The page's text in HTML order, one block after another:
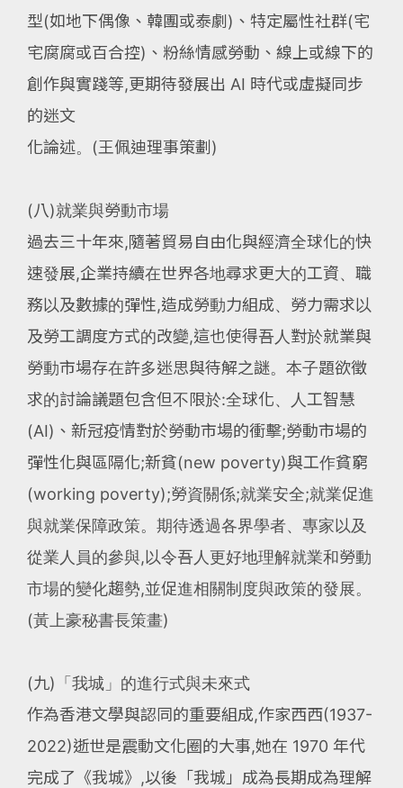
型(如地下偶像、韓團或泰劇)、特定屬性社群(宅
宅腐腐或百合控)、粉絲情感勞動、線上或線下的
創作與實踐等,更期待發展出 AI 時代或虛擬同步
的迷文
化論述。(王佩迪理事策劃)
(八)就業與勞動市場
過去三十年來,隨著貿易自由化與經濟全球化的快
速發展,企業持續在世界各地尋求更大的工資、職
務以及數據的彈性,造成勞動力組成、勞力需求以
及勞工調度方式的改變,這也使得吾人對於就業與
勞動市場存在許多迷思與待解之謎。本子題欲徵
求的討論議題包含但不限於:全球化、人工智慧
(AI)、新冠疫情對於勞動市場的衝擊;勞動市場的
彈性化與區隔化;新貧(new poverty)與工作貧窮
(working poverty);勞資關係;就業安全;就業促進
與就業保障政策。期待透過各界學者、專家以及
從業人員的參與,以令吾人更好地理解就業和勞動
市場的變化趨勢,並促進相關制度與政策的發展。
(黃上豪秘書長策畫)
(九)「我城」的進行式與未來式
作為香港文學與認同的重要組成,作家西西(1937-
2022)逝世是震動文化圈的大事,她在 1970 年代
完成了《我城》,以後「我城」成為長期成為理解